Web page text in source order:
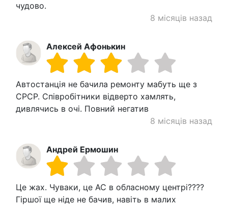
чудово.
8 місяців назад
Алексей Афонькин
Автостанція не бачила ремонту мабуть ще з
СРСР. Співробітники відверто хамлять,
дивлячись в очі. Повний негатив
8 місяців назад
Андрей Ермошин
Це жах. Чуваки, це АС в обласному центрі????
Гіршої ще ніде не бачив, навіть в малих